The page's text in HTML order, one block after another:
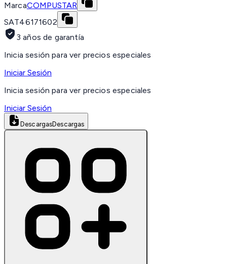
MarcaCOMPUSTAR
SAT46171602
3 años de garantía
Inicia sesión para ver precios especiales
Iniciar Sesión
Inicia sesión para ver precios especiales
Iniciar Sesión
DescargasDescargas